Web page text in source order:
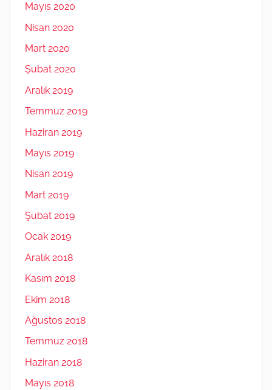
Mayıs 2020
Nisan 2020
Mart 2020
Şubat 2020
Aralık 2019
Temmuz 2019
Haziran 2019
Mayıs 2019
Nisan 2019
Mart 2019
Şubat 2019
Ocak 2019
Aralık 2018
Kasım 2018
Ekim 2018
Ağustos 2018
Temmuz 2018
Haziran 2018
Mayıs 2018